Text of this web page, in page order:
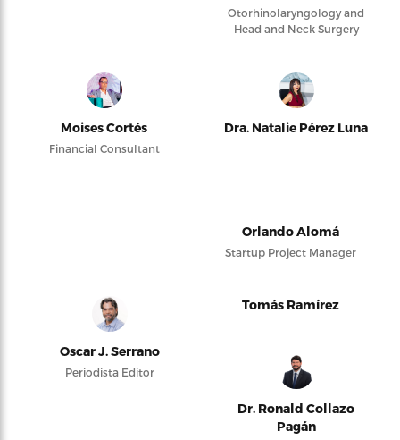
Otorhinolaryngology and
Head and Neck Surgery
Moises Cortés
Financial Consultant
Dra. Natalie Pérez Luna
Orlando Alomá
Startup Project Manager
Oscar J. Serrano
Periodista Editor
Tomás Ramírez
Dr. Ronald Collazo
Pagán